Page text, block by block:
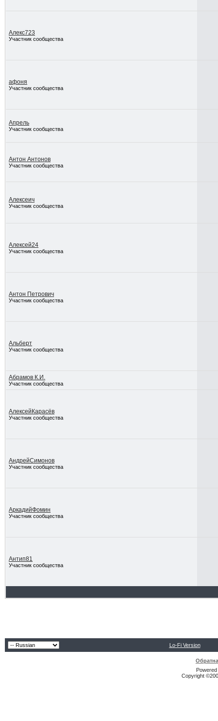
Алекс723
Участник сообщества
афоня
Участник сообщества
Апрель
Участник сообщества
Антон Антонов
Участник сообщества
Алексеич
Участник сообщества
Алексей24
Участник сообщества
Антон Петрович
Участник сообщества
Альберт
Участник сообщества
Абрамов К.И.
Участник сообщества
АлексейКарасёв
Участник сообщества
АндрейСимонов
Участник сообщества
АркадийФомин
Участник сообщества
Антип81
Участник сообщества
Lo-Fi Version
Copyright